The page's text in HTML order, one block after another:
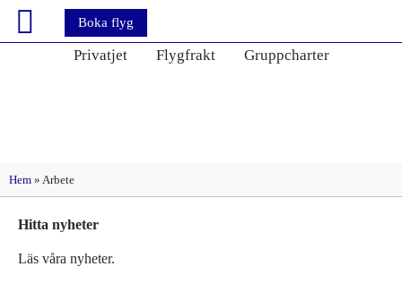
Boka flyg
Privatjet Flygfrakt Gruppcharter
Hem » Arbete
Hitta nyheter
Läs våra nyheter.